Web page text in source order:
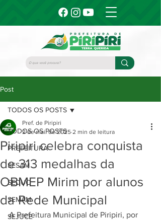
Post
TODOS OS POSTS
PREFEITURA
SESAM
SEDUC
SEMAM
SEJUCE
TODOS OS POSTS
Piripiri celebra conquista
de 313 medalhas da
OBMEP Mirim por alunos
da Rede Municipal
Pref. de Piripiri
2 de mai. de 2025 2 min de leitura
A Prefeitura Municipal de Piripiri, por